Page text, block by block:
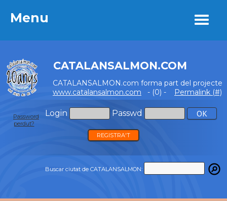
Menu
CATALANSALMON.COM
CATALANSALMON.com forma part del projecte
www.catalansalmon.com - (0) - Permalink (#)
Login Passwd
Password
perdut?
REGISTRA'T
Buscar ciutat de CATALANSALMON:
Menu